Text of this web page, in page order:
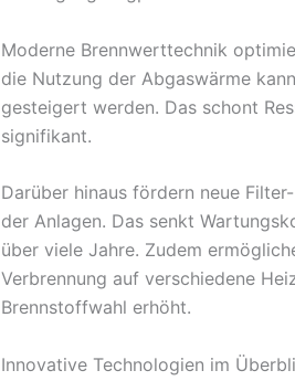
Moderne Brennwerttechnik
die Nutzung der Abgaswärme
gesteigert werden. Das schont
signifikant.
Darüber hinaus fördern neue
der Anlagen. Das senkt
über viele Jahre. Zudem
Verbrennung auf verschiedene
Brennstoffwahl erhöht.
Innovative Technologien im